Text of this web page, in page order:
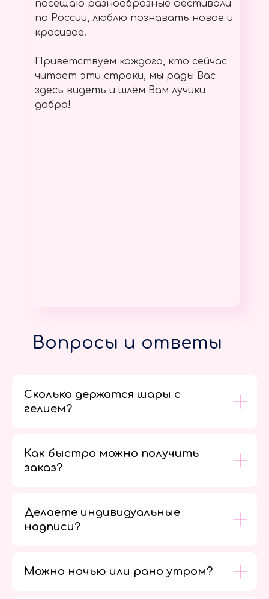
посещаю разнообразные фестивали
по России, люблю познавать новое и
красивое.
Приветствуем каждого, кто сейчас
читает эти строки, мы рады Вас
здесь видеть и шлём Вам лучики
добра!
Вопросы и ответы
Сколько держатся шары с
гелием?
Как быстро можно получить
заказ?
Делаете индивидуальные
надписи?
Можно ночью или рано утром?